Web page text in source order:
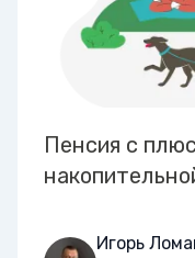
Пенсия с
Игорь